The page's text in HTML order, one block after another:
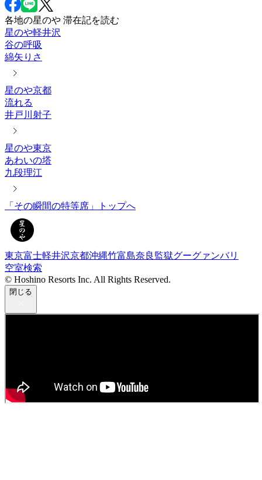
各地の星のや 滞在記を読む
星のや軽井沢
谷の呼吸
綿矢りさ
星のや京都
流れる
井戸川射子
星のや東京
あわいの塔
九段理江
「その瞬間の特等席」トップへ
東京富士軽井沢京都沖縄竹富島奈良監獄グーグァンバリ
空室検索
© Hoshino Resorts Inc. All Rights Reserved.
閉じる